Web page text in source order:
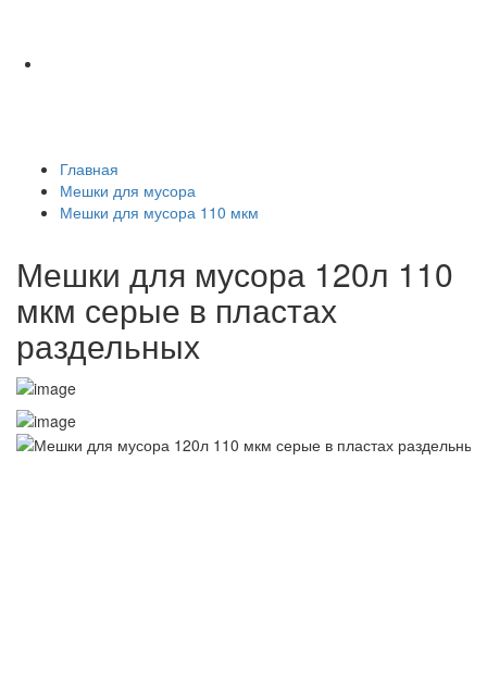
Главная
Мешки для мусора
Мешки для мусора 110 мкм
Мешки для мусора 120л 110
мкм серые в пластах
раздельных